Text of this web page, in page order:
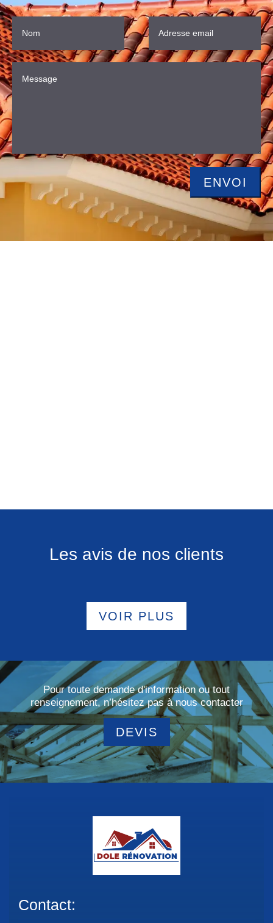
Les avis de nos clients
VOIR PLUS
Pour toute demande d'information ou tout
renseignement, n’hésitez pas à nous contacter
DEVIS
Contact: